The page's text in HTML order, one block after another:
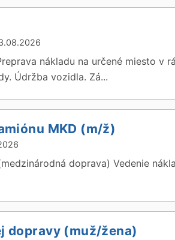
nákladu na určené miesto v
Údržba vozidla. Zá...
MKD (m/ž)
doprava) Vedenie
dopravy (muž/žena)